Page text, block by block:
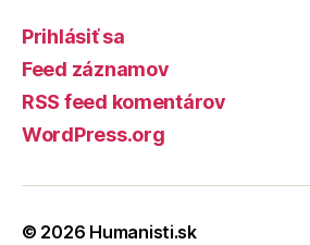
Prihlásiť sa
Feed záznamov
RSS feed komentárov
WordPress.org
© 2026 Humanisti.sk